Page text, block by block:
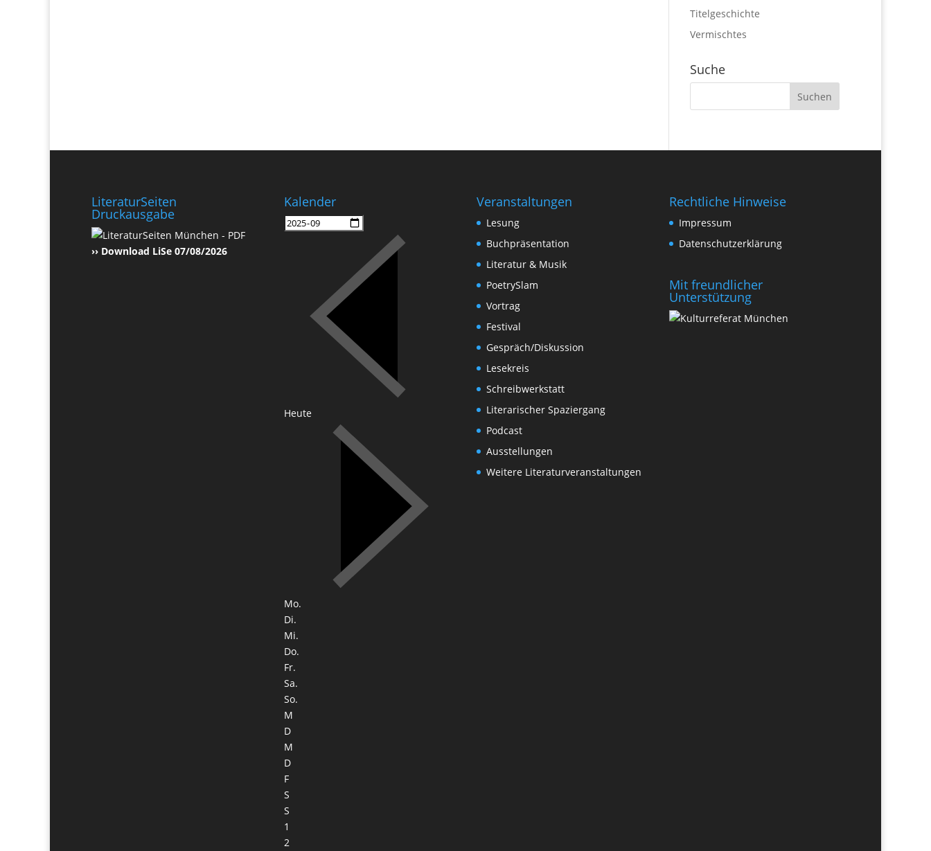
Titelgeschichte
Vermischtes
Suche
LiteraturSeiten
Druckausgabe
›› Download LiSe 07/08/2026
Kalender
Heute
Mo.
Di.
Mi.
Do.
Fr.
Sa.
So.
M
D
M
D
F
S
S
1
2
Veranstaltungen
Lesung
Buchpräsentation
Literatur & Musik
PoetrySlam
Vortrag
Festival
Gespräch/Diskussion
Lesekreis
Schreibwerkstatt
Literarischer Spaziergang
Podcast
Ausstellungen
Weitere Literaturveranstaltungen
Rechtliche Hinweise
Impressum
Datenschutzerklärung
Mit freundlicher
Unterstützung